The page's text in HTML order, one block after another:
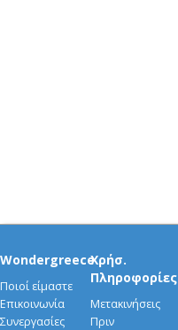
Wondergreece
Ποιοί είμαστε
Επικοινωνία
Συνεργασίες
Χρήσ.
Πληροφορίες
Μετακινήσεις
Πριν